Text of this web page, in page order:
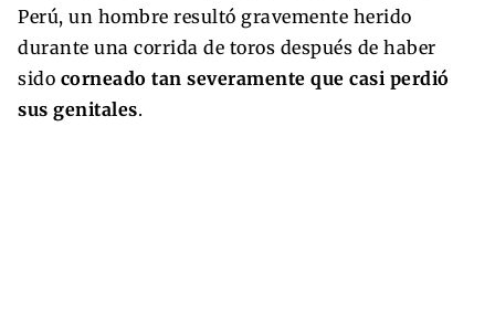
Perú, un hombre resultó gravemente herido
durante una corrida de toros después de haber
sido corneado tan severamente que casi perdió
sus genitales.